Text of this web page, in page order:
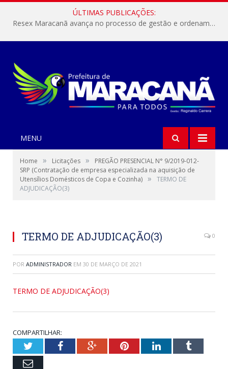
ÚLTIMAS PUBLICAÇÕES:
Resex Maracanã avança no processo de gestão e ordenamento do turismo em nossas áreas protegidas.
MENU
Home » Licitações »
PREGÃO PRESENCIAL N° 9/2019-012-
SRP (Contratação de empresa especializada na aquisição de
Utensílios Domésticos de Copa e Cozinha) »
TERMO DE
ADJUDICAÇÃO(3)
TERMO DE ADJUDICAÇÃO(3) 0
POR ADMINISTRADOR EM 30 DE MARÇO DE 2021
TERMO DE ADJUDICAÇÃO(3)
COMPARTILHAR:
TwitterFacebookGoogle+PinterestLinkedInTumblr
Email